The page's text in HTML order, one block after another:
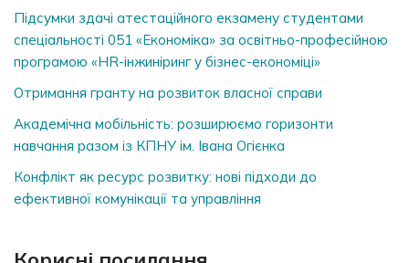
Підсумки здачі атестаційного екзамену студентами
спеціальності 051 «Економіка» за освітньо-професійною
програмою «HR-інжиніринг у бізнес-економіці»
Отримання гранту на розвиток власної справи
Академічна мобільність: розширюємо горизонти
навчання разом із КПНУ ім. Івана Огієнка
Конфлікт як ресурс розвитку: нові підходи до
ефективної комунікації та управління